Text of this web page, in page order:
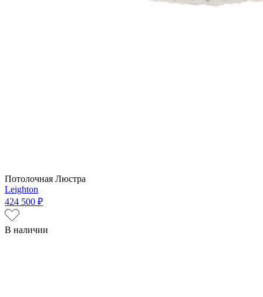
Потолочная Люстра
Leighton
424 500 ₽
В наличии